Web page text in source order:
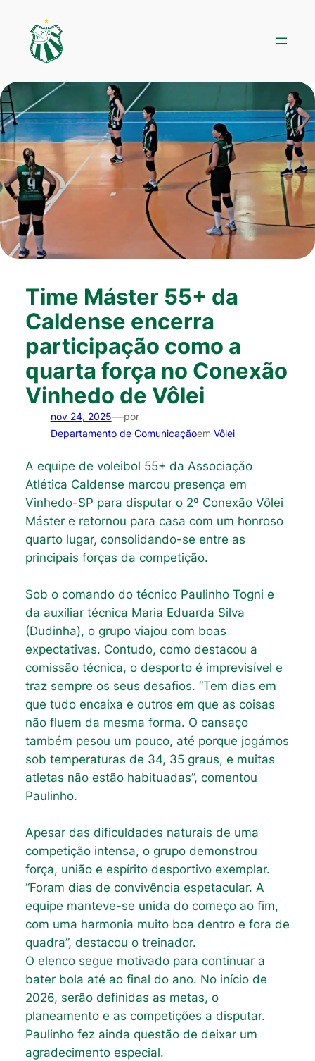
conteúdo
Time Máster 55+ da
Caldense encerra
participação como a
quarta força no Conexão
Vinhedo de Vôlei
nov 24, 2025—por
Departamento de Comunicaçãoem Vôlei
A equipe de voleibol 55+ da Associação
Atlética Caldense marcou presença em
Vinhedo-SP para disputar o 2º Conexão Vôlei
Máster e retornou para casa com um honroso
quarto lugar, consolidando-se entre as
principais forças da competição.
Sob o comando do técnico Paulinho Togni e
da auxiliar técnica Maria Eduarda Silva
(Dudinha), o grupo viajou com boas
expectativas. Contudo, como destacou a
comissão técnica, o desporto é imprevisível e
traz sempre os seus desafios. “Tem dias em
que tudo encaixa e outros em que as coisas
não fluem da mesma forma. O cansaço
também pesou um pouco, até porque jogámos
sob temperaturas de 34, 35 graus, e muitas
atletas não estão habituadas”, comentou
Paulinho.
Apesar das dificuldades naturais de uma
competição intensa, o grupo demonstrou
força, união e espírito desportivo exemplar.
“Foram dias de convivência espetacular. A
equipe manteve-se unida do começo ao fim,
com uma harmonia muito boa dentro e fora de
quadra”, destacou o treinador.
O elenco segue motivado para continuar a
bater bola até ao final do ano. No início de
2026, serão definidas as metas, o
planeamento e as competições a disputar.
Paulinho fez ainda questão de deixar um
agradecimento especial.